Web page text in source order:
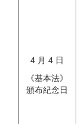
4 月 4 日
《基本法》
頒布紀念日